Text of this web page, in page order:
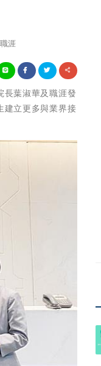
涯
長葉淑華及職涯發
建立更多與業界接